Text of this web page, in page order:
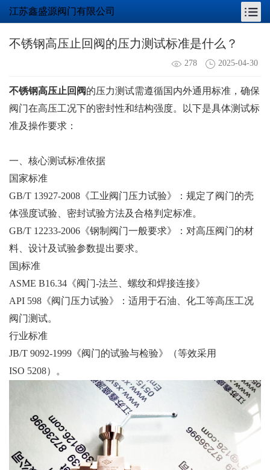
江苏鑫盛源阀门有限公司
不锈钢高压止回阀的压力测试标准是什么？
278 2025-04-30
不锈钢高压止回阀的压力测试需遵循国内外通用标准，确保
阀门在高压工况下的密封性和结构强度。以下是具体测试标
准及操作要求：
一、核心测试标准依据
国家标准
GB/T 13927-2008《工业阀门压力试验》：规定了阀门的壳
体强度试验、密封试验方法及合格判定标准。
GB/T 12233-2006《钢制阀门一般要求》：对高压阀门的材
料、设计及试验参数提出要求。
国j标准
ASME B16.34《阀门-法兰、螺纹和焊接连接》
API 598《阀门压力试验》：适用于石油、化工等高压工况
阀门测试。
行业标准
JB/T 9092-1999《阀门的试验与检验》（等效采用
ISO 5208）。